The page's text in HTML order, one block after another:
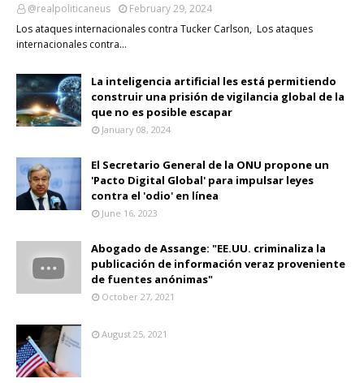
@realpoliticaneus
February 29, 2024
Los ataques internacionales contra Tucker Carlson, Los ataques
internacionales contra…
La inteligencia artificial les está permitiendo
construir una prisión de vigilancia global de la
que no es posible escapar
January 08, 2024
El Secretario General de la ONU propone un
'Pacto Digital Global' para impulsar leyes
contra el 'odio' en línea
June 16, 2023
Abogado de Assange: "EE.UU. criminaliza la
publicación de información veraz proveniente
de fuentes anónimas"
October 27, 2021
August 25, 2021